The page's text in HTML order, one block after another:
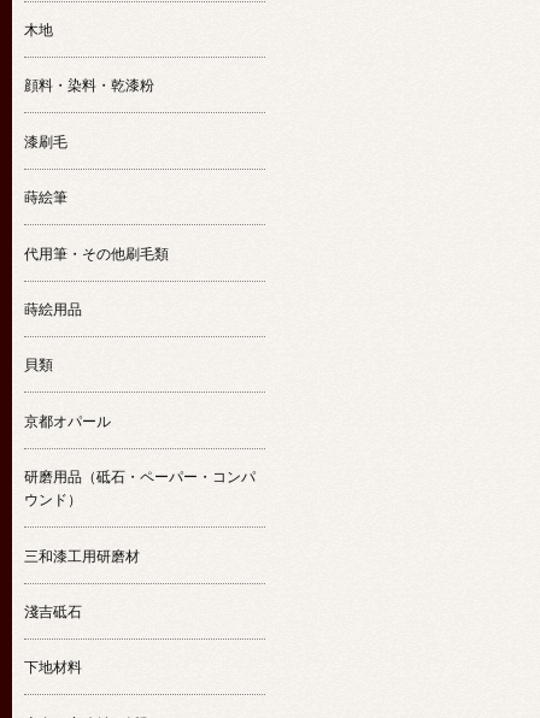
木地
顔料・染料・乾漆粉
漆刷毛
蒔絵筆
代用筆・その他刷毛類
蒔絵用品
貝類
京都オパール
研磨用品（砥石・ペーパー・コンパ
ウンド）
三和漆工用研磨材
淺吉砥石
下地材料